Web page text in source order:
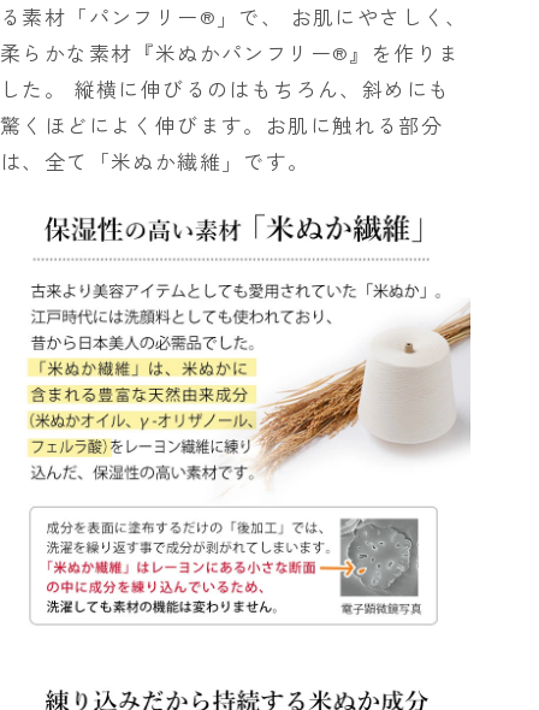
る素材「パンフリー®」で、 お肌にやさしく、
柔らかな素材『米ぬかパンフリー®』を作りま
した。 縦横に伸びるのはもちろん、斜めにも
驚くほどによく伸びます。お肌に触れる部分
は、全て「米ぬか繊維」です。